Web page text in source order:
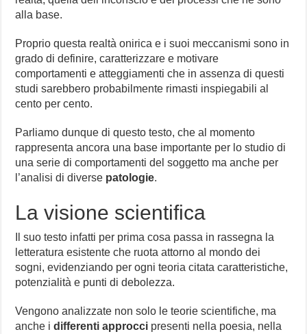
alla base.
Proprio questa realtà onirica e i suoi meccanismi sono in
grado di definire, caratterizzare e motivare
comportamenti e atteggiamenti che in assenza di questi
studi sarebbero probabilmente rimasti inspiegabili al
cento per cento.
Parliamo dunque di questo testo, che al momento
rappresenta ancora una base importante per lo studio di
una serie di comportamenti del soggetto ma anche per
l’analisi di diverse patologie.
La visione scientifica
Il suo testo infatti per prima cosa passa in rassegna la
letteratura esistente che ruota attorno al mondo dei
sogni, evidenziando per ogni teoria citata caratteristiche,
potenzialità e punti di debolezza.
Vengono analizzate non solo le teorie scientifiche, ma
anche idifferenti approcci presenti nella poesia, nella